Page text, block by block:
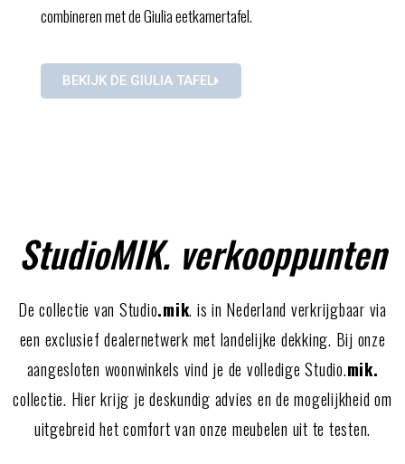
combineren met de Giulia eetkamertafel.
BEKIJK DE GIULIA TAFEL
StudioMIK. verkooppunten
De collectie van Studio.mik. is in Nederland verkrijgbaar via
een exclusief dealernetwerk met landelijke dekking. Bij onze
aangesloten woonwinkels vind je de volledige Studio.mik.
collectie. Hier krijg je deskundig advies en de mogelijkheid om
uitgebreid het comfort van onze meubelen uit te testen.